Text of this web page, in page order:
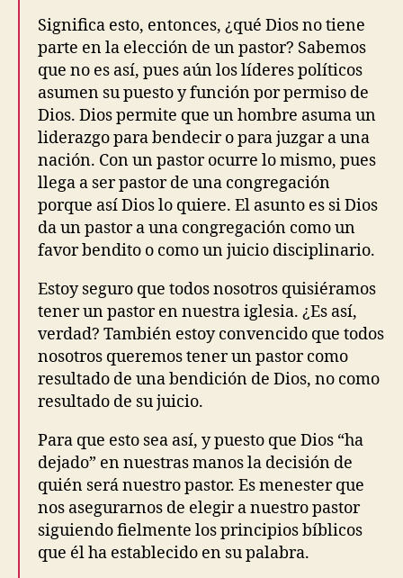
Significa esto, entonces, ¿qué Dios no tiene
parte en la elección de un pastor? Sabemos
que no es así, pues aún los líderes políticos
asumen su puesto y función por permiso de
Dios. Dios permite que un hombre asuma un
liderazgo para bendecir o para juzgar a una
nación. Con un pastor ocurre lo mismo, pues
llega a ser pastor de una congregación
porque así Dios lo quiere. El asunto es si Dios
da un pastor a una congregación como un
favor bendito o como un juicio disciplinario.
Estoy seguro que todos nosotros quisiéramos
tener un pastor en nuestra iglesia. ¿Es así,
verdad? También estoy convencido que todos
nosotros queremos tener un pastor como
resultado de una bendición de Dios, no como
resultado de su juicio.
Para que esto sea así, y puesto que Dios “ha
dejado” en nuestras manos la decisión de
quién será nuestro pastor. Es menester que
nos asegurarnos de elegir a nuestro pastor
siguiendo fielmente los principios bíblicos
que él ha establecido en su palabra.